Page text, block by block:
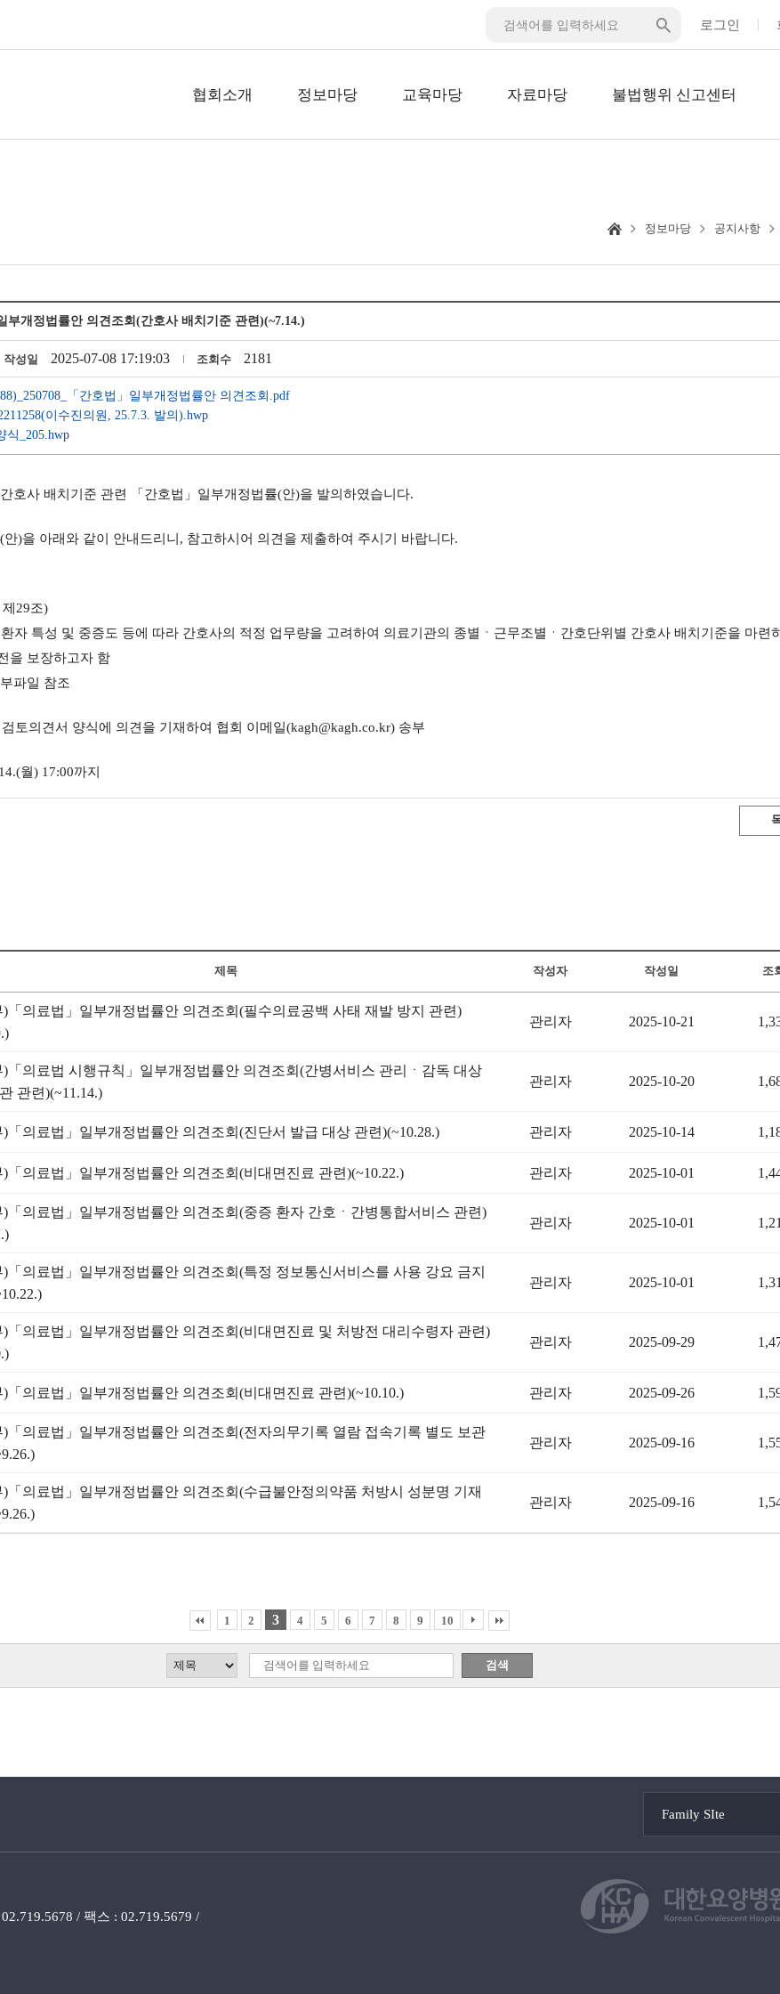
로그인
협회소개 정보마당 교육마당 자료마당 불법행위 신고센터
정보마당 공지사항
부개정법률안 의견조회(간호사 배치기준 관련)(~7.14.)
작성일 2025-07-08 17:19:03 조회수 2181
「간호법」일부개정법률안 의견조회.pdf
이수진의원, 25.7.3. 발의).hwp
식_205.hwp
호사 배치기준 관련 「간호법」일부개정법률(안)을 발의하였습니다.
안)을 아래와 같이 안내드리니, 참고하시어 의견을 제출하여 주시기 바랍니다.
29조)
자 특성 및 중증도 등에 따라 간호사의 적정 업무량을 고려하여 의료기관의 종별ㆍ근무조별ㆍ간호단위별 간호사 배치기준을 마련
을 보장하고자 함
파일 참조
토의견서 양식에 의견을 기재하여 협회 이메일(kagh@kagh.co.kr) 송부
월) 17:00까지
제목 작성자 작성일 조
)「의료법」일부개정법률안 의견조회(필수의료공백 사태 재발 방지 관련)
관리자 2025-10-21
)「의료법 시행규칙」일부개정법률안 의견조회(간병서비스 관리ㆍ감독 대상
관련)(~11.14.)
관리자 2025-10-20
「의료법」일부개정법률안 의견조회(진단서 발급 대상 관련)(~10.28.) 관리자 2025-10-14
「의료법」일부개정법률안 의견조회(비대면진료 관련)(~10.22.) 관리자 2025-10-01
)「의료법」일부개정법률안 의견조회(중증 환자 간호ㆍ간병통합서비스 관련)
관리자 2025-10-01
「의료법」일부개정법률안 의견조회(특정 정보통신서비스를 사용 강요 금지
관리자 2025-10-01
)「의료법」일부개정법률안 의견조회(비대면진료 및 처방전 대리수령자 관련)
관리자 2025-09-29
「의료법」일부개정법률안 의견조회(비대면진료 관련)(~10.10.) 관리자 2025-09-26
)「의료법」일부개정법률안 의견조회(전자의무기록 열람 접속기록 별도 보관
관리자 2025-09-16
)「의료법」일부개정법률안 의견조회(수급불안정의약품 처방시 성분명 기재
관리자 2025-09-16
1 2 3 4 5 6 7 8 9 10
Family SIte
/ 팩스 : 02.719.5679 /